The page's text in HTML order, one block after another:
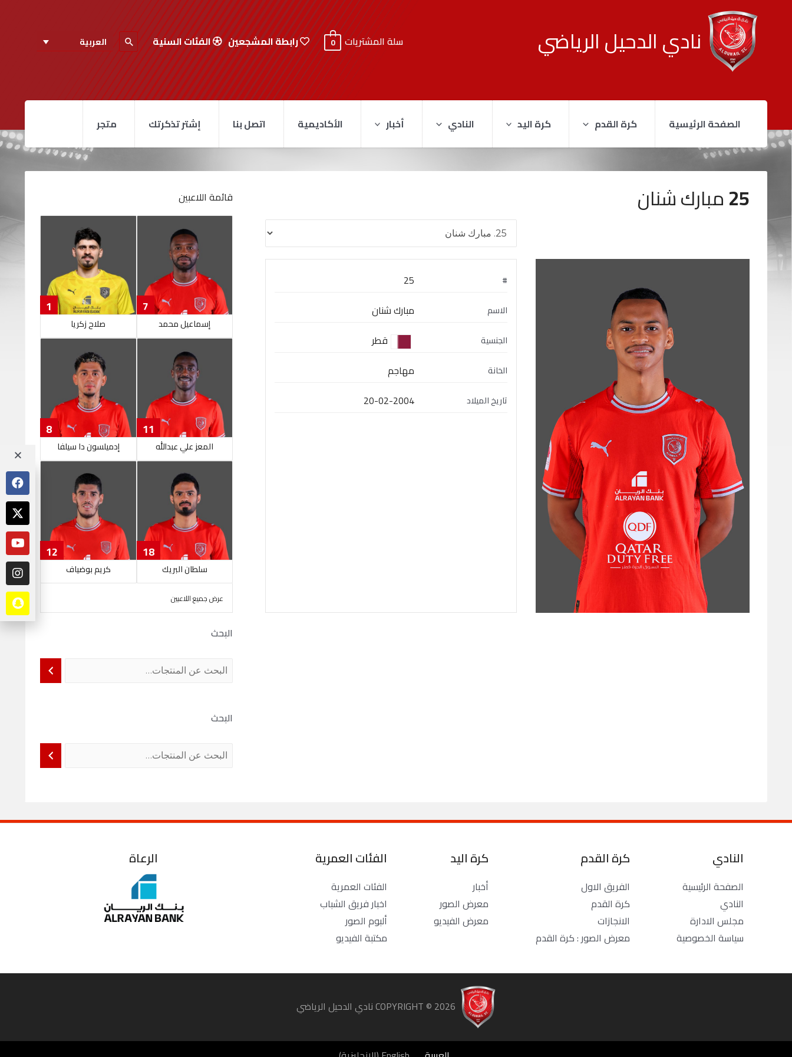
نادي الدحيل الرياضي سلة المشتريات 0 رابطة المشجعين الفئات السنية العربية
الصفحة الرئيسية كرة القدم كرة اليد النادي أخبار الأكاديمية اتصل بنا إشتر تذكرتك متجر
25مبارك شنان
#
25
الاسم مبارك شنان
الجنسية قطر
الخانة مهاجم
تاريخ الميلاد 20-02-2004
قائمة اللاعبين
1
صلاح زكريا
7
إسماعيل محمد
8
إدميلسون دا سيلفا
11
المعز علي عبدالله
12
كريم بوضياف
18
سلطان البريك
عرض جميع اللاعبين
البحث
البحث
النادي
الصفحة الرئيسية
النادي
مجلس الادارة
سياسة الخصوصية
كرة القدم
الفريق الاول
كرة القدم
الانجازات
معرض الصور : كرة القدم
كرة اليد
أخبار
معرض الصور
معرض الفيديو
الفئات العمرية
الفئات العمرية
اخبار فريق الشباب
ألبوم الصور
مكتبة الفيديو
الرعاة
2026 نادي الدحيل الرياضي